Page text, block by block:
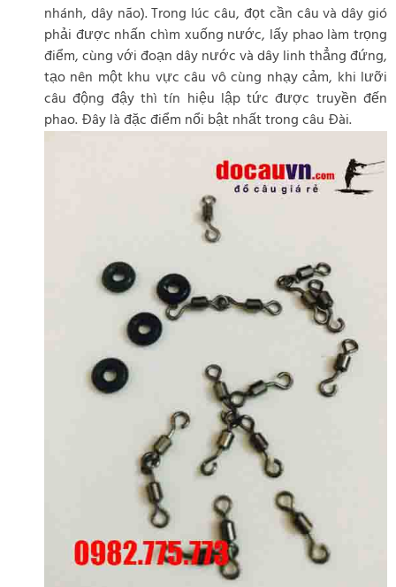
nhánh, dây não). Trong lúc câu, đọt cần câu và dây gió
phải được nhấn chìm xuống nước, lấy phao làm trọng
điểm, cùng với đoạn dây nước và dây linh thẳng đứng,
tạo nên một khu vực câu vô cùng nhạy cảm, khi lưỡi
câu động đậy thì tín hiệu lập tức được truyền đến
phao. Đây là đặc điểm nổi bật nhất trong câu Đài.